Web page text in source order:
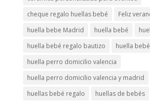
cheque regalo huellas bebé
Feliz
huella bebe Madrid
huella bebé
huella bebé regalo bautizo
huella
huella perro domicilio valencia
huella perro domicilio valencia y madrid
huellas bebé regalo
huellas de bebés